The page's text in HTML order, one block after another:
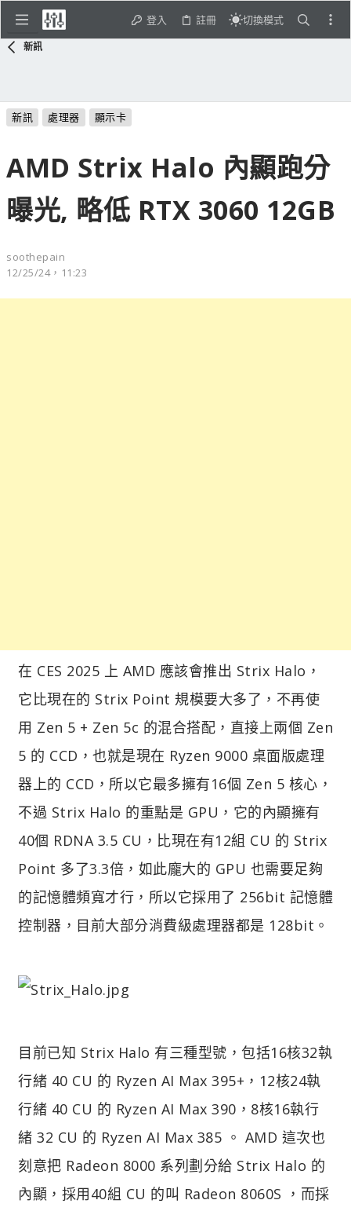
登入 註冊 切換模式
新訊
新訊 處理器 顯示卡
AMD Strix Halo 內顯跑分
曝光, 略低 RTX 3060 12GB
soothepain
12/25/24，11:23
在 CES 2025 上 AMD 應該會推出 Strix Halo，
它比現在的 Strix Point 規模要大多了，不再使
用 Zen 5 + Zen 5c 的混合搭配，直接上兩個 Zen
5 的 CCD，也就是現在 Ryzen 9000 桌面版處理
器上的 CCD，所以它最多擁有16個 Zen 5 核心，
不過 Strix Halo 的重點是 GPU，它的內顯擁有
40個 RDNA 3.5 CU，比現在有12組 CU 的 Strix
Point 多了3.3倍，如此龐大的 GPU 也需要足夠
的記憶體頻寬才行，所以它採用了 256bit 記憶體
控制器，目前大部分消費級處理器都是 128bit。
目前已知 Strix Halo 有三種型號，包括16核32執
行緒 40 CU 的 Ryzen AI Max 395+，12核24執
行緒 40 CU 的 Ryzen AI Max 390，8核16執行
緒 32 CU 的 Ryzen AI Max 385 。 AMD 這次也
刻意把 Radeon 8000 系列劃分給 Strix Halo 的
內顯，採用40組 CU 的叫 Radeon 8060S ，而採